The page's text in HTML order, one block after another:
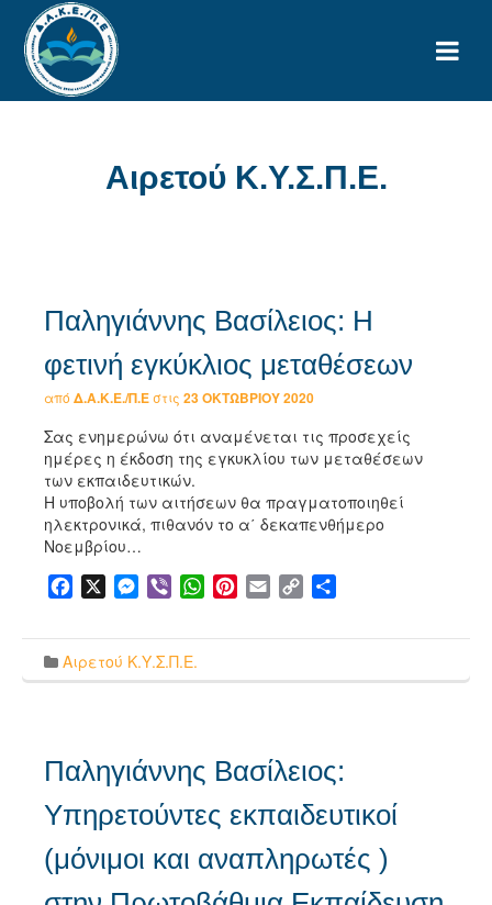
Αιρετού Κ.Υ.Σ.Π.Ε.
Παληγιάννης Βασίλειος: Η
φετινή εγκύκλιος μεταθέσεων
από Δ.Α.Κ.Ε./Π.Εστις 23 ΟΚΤΩΒΡΊΟΥ 2020
Σας ενημερώνω ότι αναμένεται τις προσεχείς
ημέρες η έκδοση της εγκυκλίου των μεταθέσεων
των εκπαιδευτικών.
Η υποβολή των αιτήσεων θα πραγματοποιηθεί
ηλεκτρονικά, πιθανόν το α΄ δεκαπενθήμερο
Νοεμβρίου…
Facebook Messenger
Viber WhatsApp
Pinterest
Email Copy
Αιρετού Κ.Υ.Σ.Π.Ε.
Παληγιάννης Βασίλειος:
Υπηρετούντες εκπαιδευτικοί
(μόνιμοι και αναπληρωτές )